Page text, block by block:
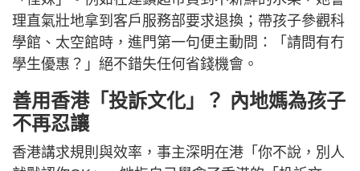
理直氣壯地拿到客戶服務部要求退換；帶孩子參觀科
學館、太空館時，進門第一句便主動問：「請問有冇
學生優惠？」絕不錯失任何省錢機會。
善用香港「投訴文化」？ 內地媽為孩子
不再忍讓
香港講求規則與效率，事主深明在港「你不說，別人